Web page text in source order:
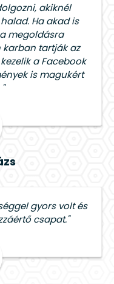
akiknél
Ha akad is
megoldásra
karban tartják az
a Facebook
is magukért
gyors volt és
csapat."